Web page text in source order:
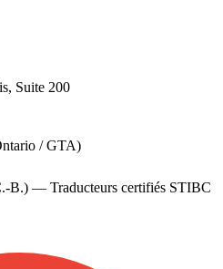
Suite 200
/ GTA)
B.) — Traducteurs certifiés STIBC